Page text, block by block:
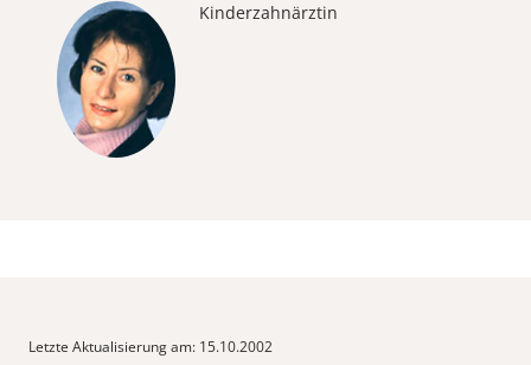
Kinderzahnärztin
Letzte Aktualisierung am: 15.10.2002